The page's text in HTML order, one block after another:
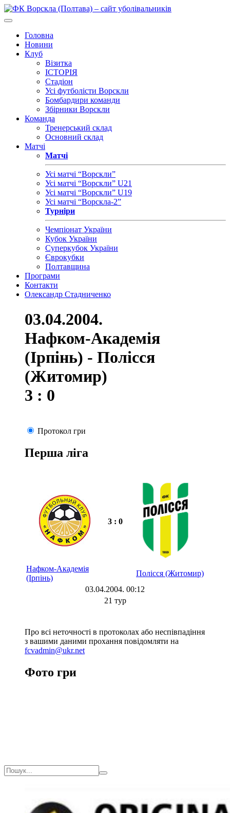
Головна
Новини
Клуб
Візитка
ІСТОРІЯ
Стадіон
Усі футболісти Ворскли
Бомбардири команди
Збірники Ворскли
Команда
Тренерський склад
Основний склад
Матчі
Матчі
Усі матчі “Ворскли”
Усі матчі “Ворскли” U21
Усі матчі “Ворскли” U19
Усі матчі “Ворскла-2”
Турніри
Чемпіонат України
Кубок України
Суперкубок України
Єврокубки
Полтавщина
Програми
Контакти
Олександр Стадниченко
03.04.2004.
Нафком-Академія
(Ірпінь) - Полісся
(Житомир)
3 : 0
Протокол гри
Перша ліга
3 : 0
Нафком-Академія
(Ірпінь)
Полісся (Житомир)
03.04.2004. 00:12
21 тур
Про всі неточності в протоколах або неспівпадіння
з вашими даними прохання повідомляти на
fcvadmin@ukr.net
Фото гри